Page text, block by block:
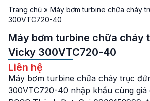
Trang chủ » Máy bơm turbine chữa cháy
300VTC720-40
Máy bơm turbine chữa cháy
Vicky 300VTC720-40
Liên hệ
Máy bơm turbine chữa cháy trục
300VTC720-40 nhập khẩu cùng